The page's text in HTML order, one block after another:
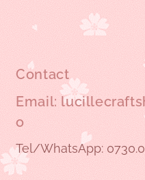
Contact
Email:
o
Tel/WhatsApp: